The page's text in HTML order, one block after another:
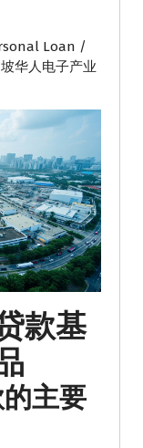
Loan /
华人电子产业
款基
主要